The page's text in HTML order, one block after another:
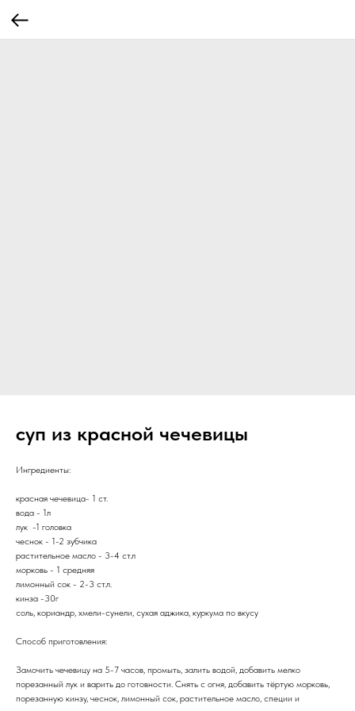
суп из красной чечевицы
Ингредиенты:
красная чечевица- 1 ст.
вода - 1л
лук -1 головка
чеснок - 1-2 зубчика
растительное масло - 3-4 ст.л
морковь - 1 средняя
лимонный сок - 2-3 ст.л.
кинза -30г
соль, кориандр, хмели-сунели, сухая аджика, куркума по вкусу
Способ приготовления:
Замочить чечевицу на 5-7 часов, промыть, залить водой, добавить мелко
порезанный лук и варить до готовности. Снять с огня, добавить тёртую морковь,
порезанную кинзу, чеснок, лимонный сок, растительное масло, специи и